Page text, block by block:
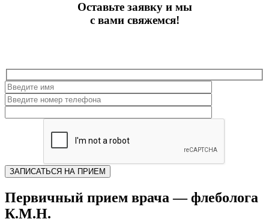
Оставьте заявку и мы
с вами свяжемся!
ЗАПИСАТЬСЯ НА ПРИЕМ
Первичный прием врача — флеболога
К.М.Н.